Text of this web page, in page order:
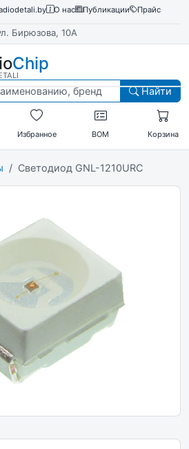
О нас Публикации
Прайс
Бирюзова, 10А
Chip
Найти
Избранное BOM Корзина
Светодиод GNL-1210URC